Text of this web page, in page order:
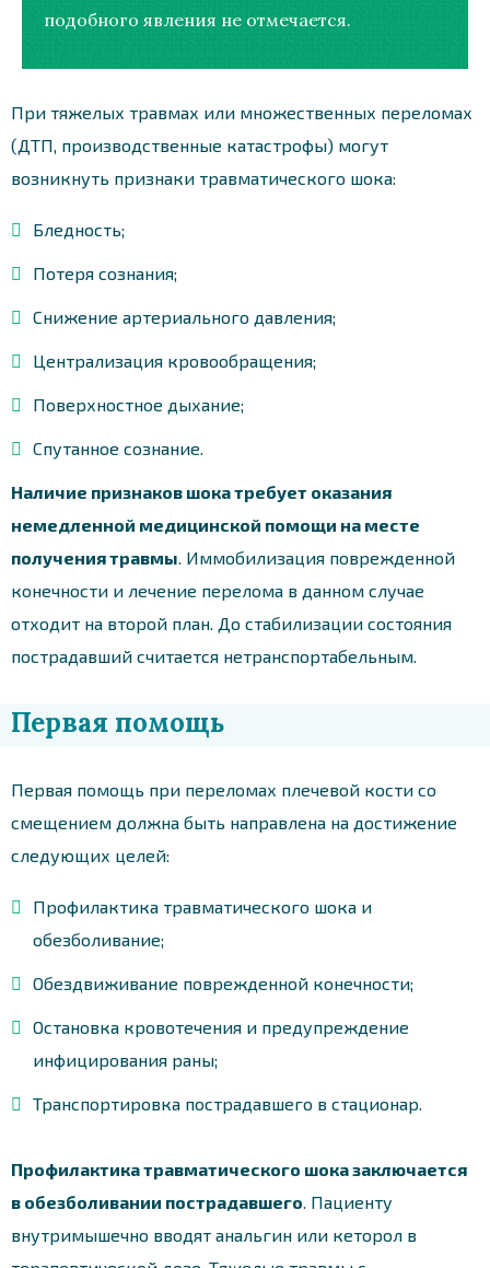
подобного явления не отмечается.
При тяжелых травмах или множественных переломах
(ДТП, производственные катастрофы) могут
возникнуть признаки травматического шока:
Бледность;
Потеря сознания;
Снижение артериального давления;
Централизация кровообращения;
Поверхностное дыхание;
Спутанное сознание.
Наличие признаков шока требует оказания
немедленной медицинской помощи на месте
получения травмы. Иммобилизация поврежденной
конечности и лечение перелома в данном случае
отходит на второй план. До стабилизации состояния
пострадавший считается нетранспортабельным.
Первая помощь
Первая помощь при переломах плечевой кости со
смещением должна быть направлена на достижение
следующих целей:
Профилактика травматического шока и
обезболивание;
Обездвиживание поврежденной конечности;
Остановка кровотечения и предупреждение
инфицирования раны;
Транспортировка пострадавшего в стационар.
Профилактика травматического шока заключается
в обезболивании пострадавшего. Пациенту
внутримышечно вводят анальгин или кеторол в